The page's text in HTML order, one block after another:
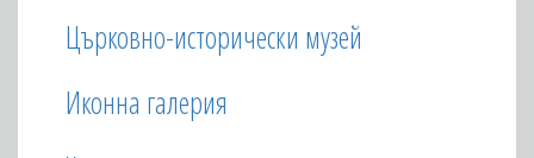
Църковно-исторически музей
Иконна галерия